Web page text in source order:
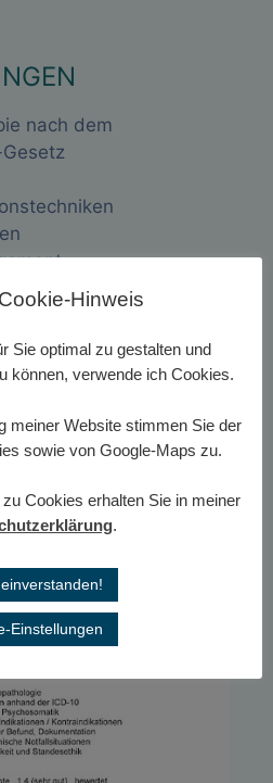
nach dem
Führung
Hinweis
Sie optimal zu gestalten und
können, verwende ich Cookies.
meiner Website stimmen Sie der
sowie von Google-Maps zu.
Cookies erhalten Sie in meiner
.
Einstellungen